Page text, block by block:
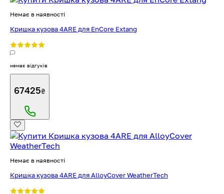
Немає в наявності
Кришка кузова 4ARE для EnCore Extang
немає відгуків
67425₴
Немає в наявності
Кришка кузова 4ARE для AlloyCover WeatherTech